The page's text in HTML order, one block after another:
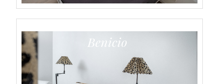
Benicio